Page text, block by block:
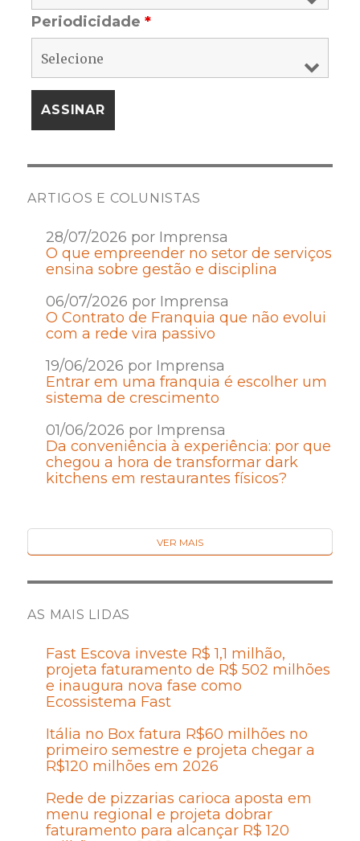
Periodicidade*
ARTIGOS E COLUNISTAS
28/07/2026 por Imprensa
O que empreender no setor de serviços
ensina sobre gestão e disciplina
06/07/2026 por Imprensa
O Contrato de Franquia que não evolui
com a rede vira passivo
19/06/2026 por Imprensa
Entrar em uma franquia é escolher um
sistema de crescimento
01/06/2026 por Imprensa
Da conveniência à experiência: por que
chegou a hora de transformar dark
kitchens em restaurantes físicos?
VER MAIS
AS MAIS LIDAS
Fast Escova investe R$ 1,1 milhão,
projeta faturamento de R$ 502 milhões
e inaugura nova fase como
Ecossistema Fast
Itália no Box fatura R$60 milhões no
primeiro semestre e projeta chegar a
R$120 milhões em 2026
Rede de pizzarias carioca aposta em
menu regional e projeta dobrar
faturamento para alcançar R$ 120